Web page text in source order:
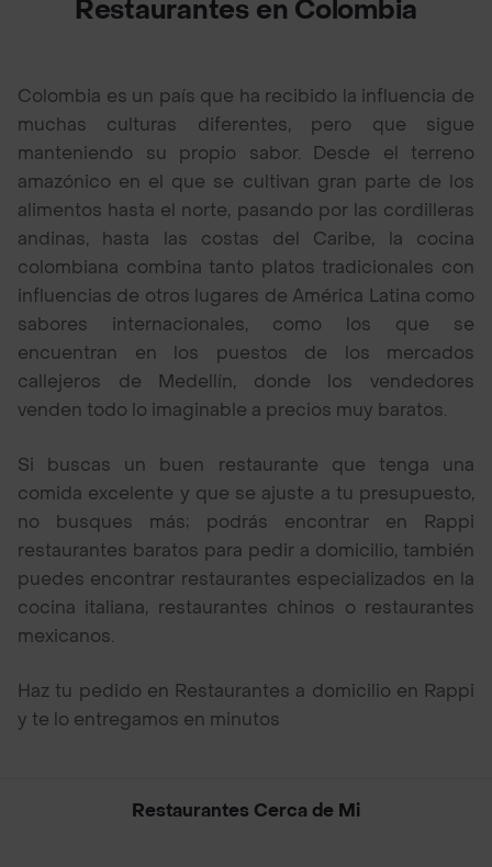
Restaurantes en Colombia
Colombia es un país que ha recibido la influencia de
muchas culturas diferentes, pero que sigue
manteniendo su propio sabor. Desde el terreno
amazónico en el que se cultivan gran parte de los
alimentos hasta el norte, pasando por las cordilleras
andinas, hasta las costas del Caribe, la cocina
colombiana combina tanto platos tradicionales con
influencias de otros lugares de América Latina como
sabores internacionales, como los que se
encuentran en los puestos de los mercados
callejeros de Medellín, donde los vendedores
venden todo lo imaginable a precios muy baratos.
Si buscas un buen restaurante que tenga una
comida excelente y que se ajuste a tu presupuesto,
no busques más; podrás encontrar en Rappi
restaurantes baratos para pedir a domicilio, también
puedes encontrar restaurantes especializados en la
cocina italiana, restaurantes chinos o restaurantes
mexicanos.
Haz tu pedido en Restaurantes a domicilio en Rappi
y te lo entregamos en minutos
Restaurantes Cerca de Mi